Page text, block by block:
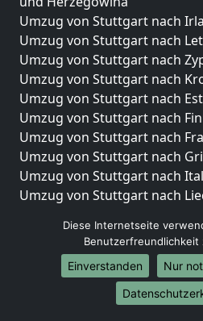
Umzug von Stuttgart nach
Umzug von Stuttgart nach
Umzug von Stuttgart nach
Umzug von Stuttgart nach
Umzug von Stuttgart nach
Umzug von Stuttgart nach
Umzug von Stuttgart nach
Umzug von Stuttgart nach
Umzug von Stuttgart nach
Umzug von Stuttgart nach
Umzug von Stuttgart nach
Umzug von Stuttgart nach
Umzüge-
Umzug von Stuttgart nach
Diese Internetseite
Benutzerfreundlichkeit
Einverstanden
Nur